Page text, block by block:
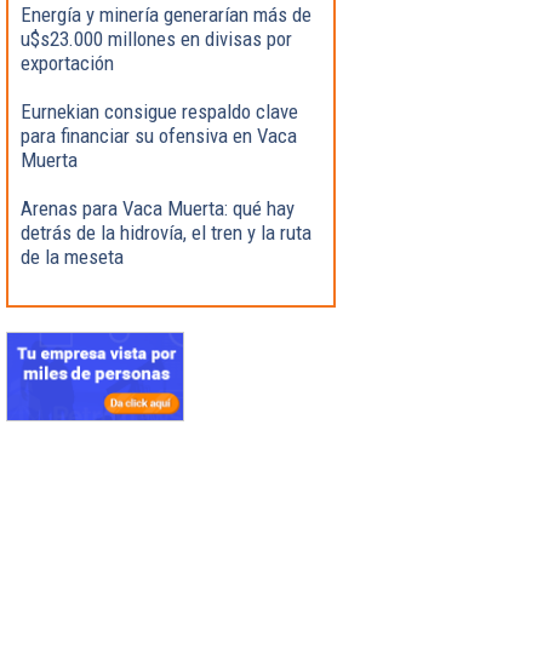
Energía y minería generarían más de
u$s23.000 millones en divisas por
exportación
Eurnekian consigue respaldo clave
para financiar su ofensiva en Vaca
Muerta
Arenas para Vaca Muerta: qué hay
detrás de la hidrovía, el tren y la ruta
de la meseta